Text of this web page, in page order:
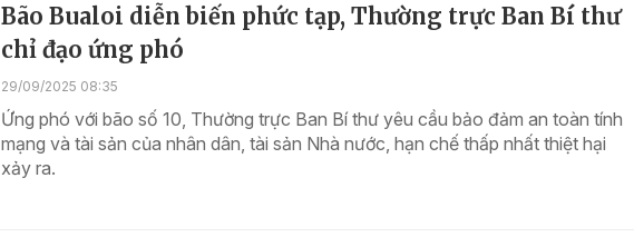
Bão Bualoi diễn biến phức tạp, Thường trực Ban Bí thư
chỉ đạo ứng phó
29/09/2025 08:35
Ứng phó với bão số 10, Thường trực Ban Bí thư yêu cầu bảo đảm an toàn tính
mạng và tài sản của nhân dân, tài sản Nhà nước, hạn chế thấp nhất thiệt hại
xảy ra.